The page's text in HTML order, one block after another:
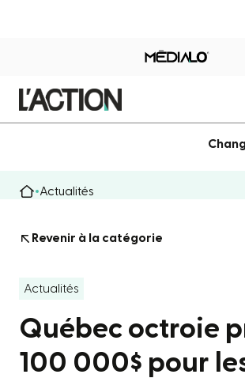
Actualités
Revenir à la catégorie
Actualités
Québec octroie
100 000$ pour